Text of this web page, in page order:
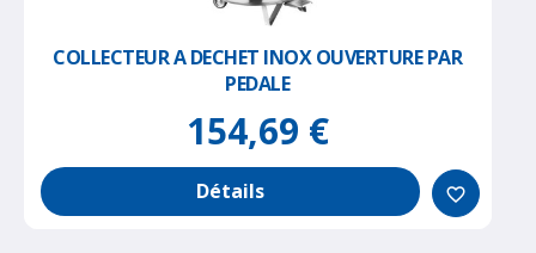
COLLECTEUR A DECHET INOX OUVERTURE PAR
PEDALE
154,69 €
Détails favorite_border